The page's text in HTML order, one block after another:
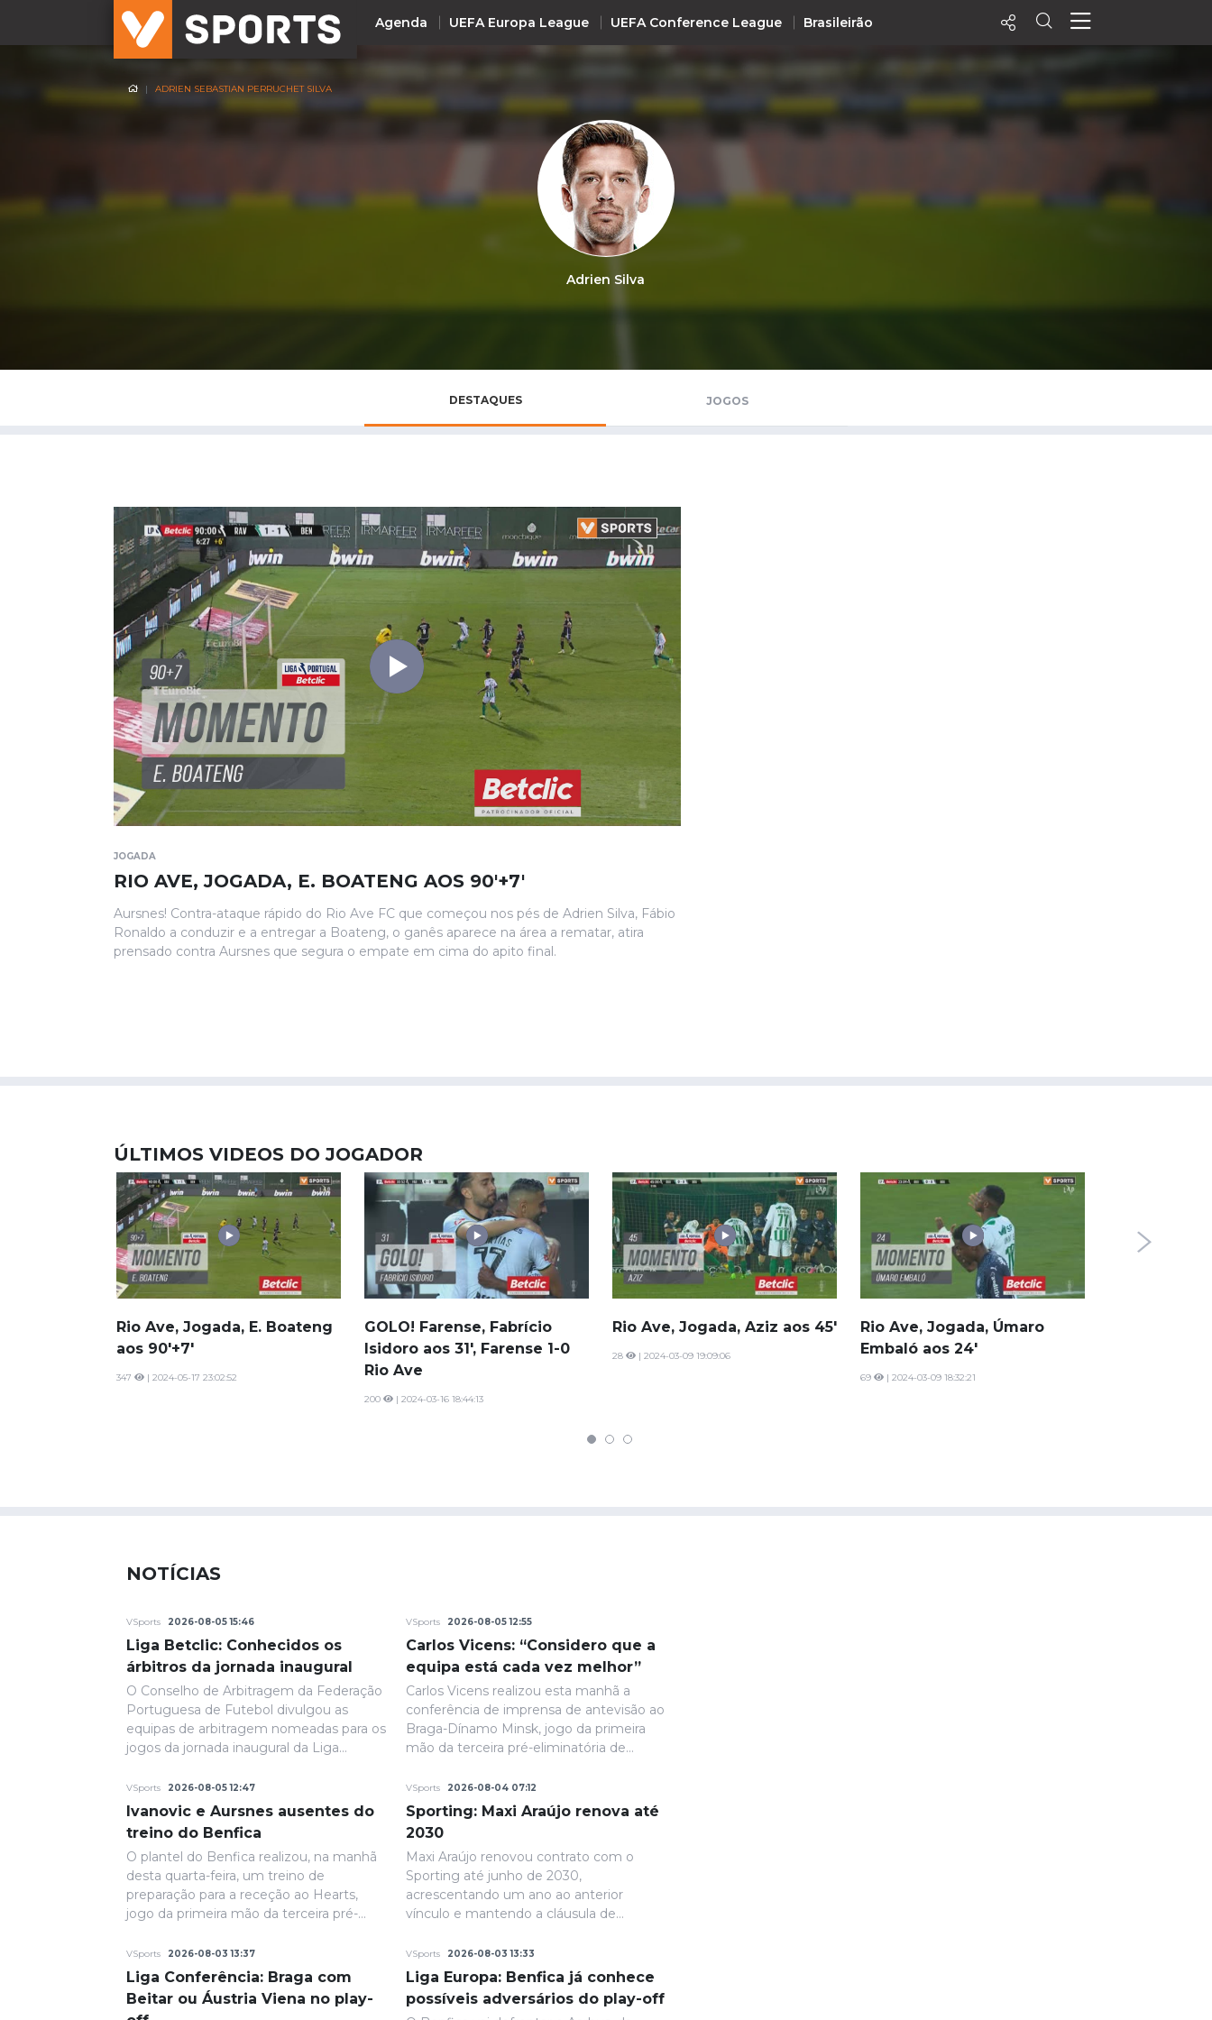
Agenda UEFA Europa League UEFA Conference League Brasileirão
NACIONAL INTERNACIONAL
UEFA Champions League
UEFA Europa League
UEFA Conference League
Premier League
Saudi Pro League
Agenda
ADRIEN SEBASTIAN PERRUCHET SILVA
Adrien Silva
DESTAQUES JOGOS
JOGADA
RIO AVE, JOGADA, E. BOATENG AOS 90'+7'
Aursnes! Contra-ataque rápido do Rio Ave FC que começou nos pés de Adrien Silva, Fábio
Ronaldo a conduzir e a entregar a Boateng, o ganês aparece na área a rematar, atira
prensado contra Aursnes que segura o empate em cima do apito final.
ÚLTIMOS VIDEOS DO JOGADOR
Rio Ave, Jogada, E. Boateng
aos 90'+7'
347 | 2024-05-17 23:02:52
GOLO! Farense, Fabrício
Isidoro aos 31', Farense 1-0
Rio Ave
200 | 2024-03-16 18:44:13
Rio Ave, Jogada, Aziz aos 45'
28 | 2024-03-09 19:09:06
Rio Ave, Jogada, Úmaro
Embaló aos 24'
69 | 2024-03-09 18:32:21
Rio Ave,
NOTÍCIAS
VSports 2026-08-05 15:46
Liga Betclic: Conhecidos os
árbitros da jornada inaugural
O Conselho de Arbitragem da Federação
Portuguesa de Futebol divulgou as
equipas de arbitragem nomeadas para os
jogos da jornada inaugural da Liga
VSports 2026-08-05 12:55
Carlos Vicens: “Considero que a
equipa está cada vez melhor”
Carlos Vicens realizou esta manhã a
conferência de imprensa de antevisão ao
Braga-Dínamo Minsk, jogo da primeira
mão da terceira pré-eliminatória de
marcado para as 19h30 de quinta-feira.
VSports 2026-08-05 12:47
Ivanovic e Aursnes ausentes do
treino do Benfica
O plantel do Benfica realizou, na manhã
desta quarta-feira, um treino de
preparação para a receção ao Hearts,
jogo da primeira mão da terceira pré-
está perto de rumar ao Hull City, não
marcou presença na sessão, devido a
uma contusão no pé direito, de acordo
com informação das águias. Aursnes,
VSports 2026-08-04 07:12
Sporting: Maxi Araújo renova até
2030
Maxi Araújo renovou contrato com o
Sporting até junho de 2030,
acrescentando um ano ao anterior
vínculo e mantendo a cláusula de
anunciou o clube ‘leonino’.
VSports 2026-08-03 13:37
Liga Conferência: Braga com
Beitar ou Áustria Viena no play-
VSports 2026-08-03 13:33
Liga Europa: Benfica já conhece
possíveis adversários do play-off